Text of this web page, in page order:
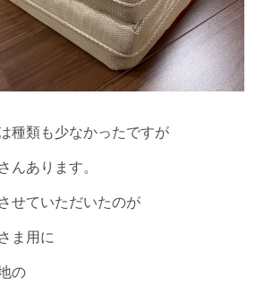
種類も少なかったですが
んあります。
せていただいたのが
ま用に
の